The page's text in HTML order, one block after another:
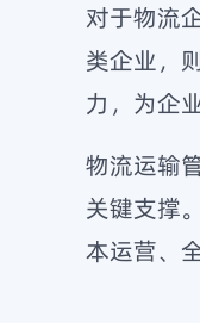
对于物流
类企业，
力，为企
物流运输
关键支撑
本运营、